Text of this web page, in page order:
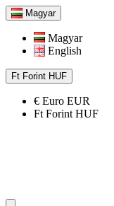
Magyar
Magyar
English
Ft Forint HUF
€ Euro EUR
Ft Forint HUF